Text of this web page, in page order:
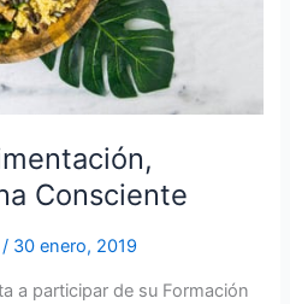
Consciente
/ 30 enero, 2019
a participar de su Formación